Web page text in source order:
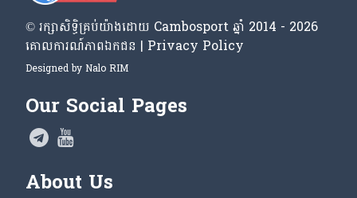
© រក្សា​សិទ្ធិ​គ្រប់​យ៉ាង​ដោយ​ Cambosport ឆ្នាំ 2014 - 2026
គោលការណ៍​ភាព​ឯកជន | Privacy Policy
Designed by Nalo RIM
Our Social Pages
About Us